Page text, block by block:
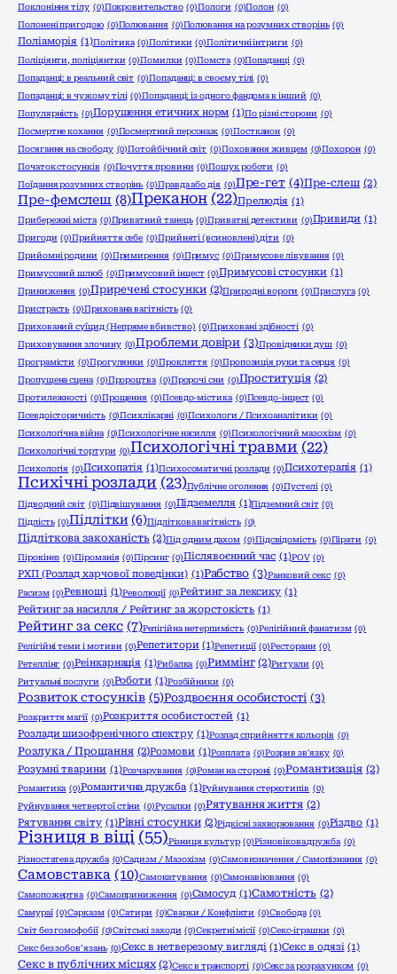
Поклоніння тілу (0)Покровительство (0)Пологи (0)Полон (0)
Полонені пригодою (0)Полювання (0)Полювання на розумних створінь (0)
Поліаморія (1)Політика (0)Політики (0)Політичні інтриги (0)
Поліціянти, поліціянтки (0)Помилки (0)Помста (0)Попаданці (0)
Попаданці: в реальний світ (0)Попаданці: в своєму тілі (0)
Попаданці: в чужому тілі (0)Попаданці: із одного фандома в інший (0)
Популярність (0)Порушення етичних норм (1)По різні сторони (0)
Посмертне кохання (0)Посмертний персонаж (0)Постканон (0)
Посягання на свободу (0)Потойбічний світ (0)Поховання живцем (0)Похорон (0)
Початок стосунків (0)Почуття провини (0)Пошук роботи (0)
Поїдання розумних створінь (0)Правда або дія (0)Пре-гет (4)Пре-слеш (2)
Пре-фемслеш (8)Преканон (22)Прелюдія (1)
Прибережні міста (0)Приватний танець (0)Приватні детективи (0)Привиди (1)
Пригоди (0)Прийняття себе (0)Прийняті (всиновлені) діти (0)
Прийомні родини (0)Примирення (0)Примус (0)Примусове лікування (0)
Примусовий шлюб (0)Примусовий інцест (0)Примусові стосунки (1)
Приниження (0)Приречені стосунки (2)Природні вороги (0)Прислуга (0)
Пристрасть (0)Прихована вагітність (0)
Прихований суїцид (Непряме вбивство) (0)Приховані здібності (0)
Приховування злочину (0)Проблеми довіри (3)Провідники душ (0)
Програмісти (0)Прогулянки (0)Прокляття (0)Пропозиція руки та серця (0)
Пропущена сцена (0)Пророцтва (0)Пророчі сни (0)Проституція (2)
Протилежності (0)Прощення (0)Псевдо-містика (0)Псевдо-інцест (0)
Псевдоісторичність (0)Психлікарні (0)Психологи / Психоаналітики (0)
Психологічна війна (0)Психологічне насилля (0)Психологічний мазохізм (0)
Психологічні тортури (0)Психологічні травми (22)
Психологія (0)Психопатія (1)Психосоматичні розлади (0)Психотерапія (1)
Психічні розлади (23)Публічне оголення (0)Пустелі (0)
Підводний світ (0)Підвішування (0)Підземелля (1)Підземний світ (0)
Підлість (0)Підлітки (6)Підліткова вагітність (0)
Підліткова закоханість (2)Під одним дахом (0)Підсвідомість (0)Пірати (0)
Пірокінез (0)Піроманія (0)Пірсинг (0)Післявоєнний час (1)РОV (0)
РХП (Розлад харчової поведінки) (1)Рабство (3)Ранковий секс (0)
Расизм (0)Ревнощі (1)Революції (0)Рейтинг за лексику (1)
Рейтинг за насилля / Рейтинг за жорстокість (1)
Рейтинг за секс (7)Релігійна нетерпимість (0)Релігійний фанатизм (0)
Релігійні теми і мотиви (0)Репетитори (1)Репетиції (0)Ресторани (0)
Ретеллінг (0)Реінкарнація (1)Рибалка (0)Риммінг (2)Ритуали (0)
Ритуальні послуги (0)Роботи (1)Розбійники (0)
Розвиток стосунків (5)Роздвоєння особистості (3)
Розкриття магії (0)Розкриття особистостей (1)
Розлади шизофренічного спектру (1)Розлад сприйняття кольорів (0)
Розлука / Прощання (2)Розмови (1)Розплата (0)Розрив зв'язку (0)
Розумні тварини (1)Розчарування (0)Роман на стороні (0)Романтизація (2)
Романтика (0)Романтична дружба (1)Руйнування стереотипів (0)
Руйнування четвертої стіни (0)Русалки (0)Рятування життя (2)
Рятування світу (1)Рівні стосунки (2)Рідкісні захворювання (0)Різдво (1)
Різниця в віці (55)Різниця культур (0)Різновікова дружба (0)
Різностатева дружба (0)Садизм / Мазохізм (0)Самовизначення / Самопізнання (0)
Самовставка (10)Самокатування (0)Самонавіювання (0)
Самопожертва (0)Самоприниження (0)Самосуд (1)Самотність (2)
Самураї (0)Сарказм (0)Сатири (0)Сварки / Конфлікти (0)Свобода (0)
Світ без гомофобії (0)Світські заходи (0)Секретні місії (0)Секс-іграшки (0)
Секс без зобов’язань (0)Секс в нетверезому вигляді (1)Секс в одязі (1)
Секс в публічних місцях (2)Секс в транспорті (0)Секс за розрахунком (0)